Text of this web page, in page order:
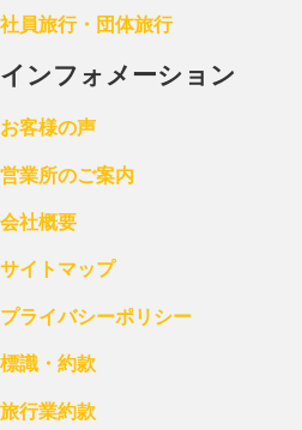
社員旅行・団体旅行
インフォメーション
お客様の声
営業所のご案内
会社概要
サイトマップ
プライバシーポリシー
標識・約款
旅行業約款